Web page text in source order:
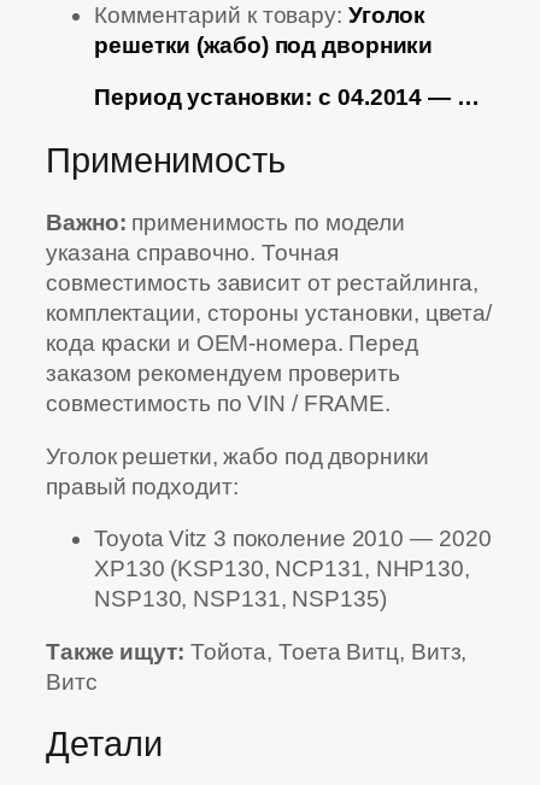
Комментарий к товару: Уголок
решетки (жабо) под дворники
Период установки: с 04.2014 — …
Применимость
Важно: применимость по модели
указана справочно. Точная
совместимость зависит от рестайлинга,
комплектации, стороны установки, цвета/
кода краски и OEM-номера. Перед
заказом рекомендуем проверить
совместимость по VIN / FRAME.
Уголок решетки, жабо под дворники
правый подходит:
Toyota Vitz 3 поколение 2010 — 2020
XP130 (KSP130, NCP131, NHP130,
NSP130, NSP131, NSP135)
Также ищут: Тойота, Тоета Витц, Витз,
Витс
Детали